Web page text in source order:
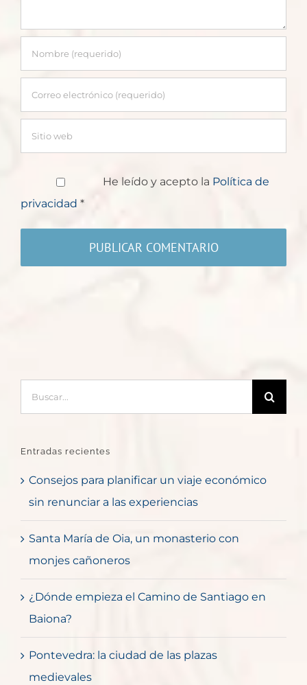
He leído y acepto la Política de
privacidad *
Entradas recientes
Consejos para planificar un viaje económico
sin renunciar a las experiencias
Santa María de Oia, un monasterio con
monjes cañoneros
¿Dónde empieza el Camino de Santiago en
Baiona?
Pontevedra: la ciudad de las plazas
medievales